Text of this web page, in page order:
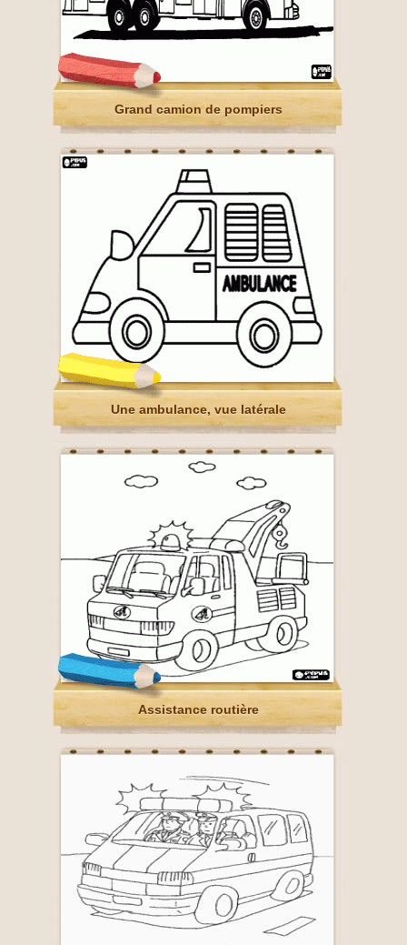
Grand camion de pompiers
Une ambulance, vue latérale
Assistance routière